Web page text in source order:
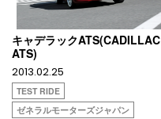
キャデラックATS(CADILLAC
ATS)
2013.02.25
TEST RIDE
ゼネラルモーターズジャパン